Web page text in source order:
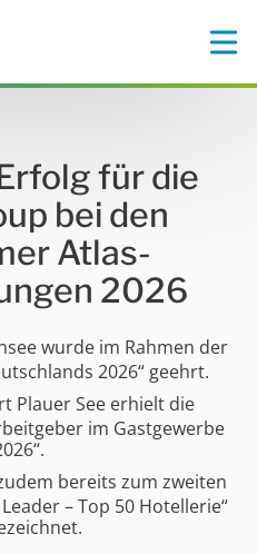
für die
bei den
Atlas-
2026
wurde im Rahmen der
2026“ geehrt.
Plauer See erhielt die
im Gastgewerbe
bereits zum zweiten
– Top 50 Hotellerie“